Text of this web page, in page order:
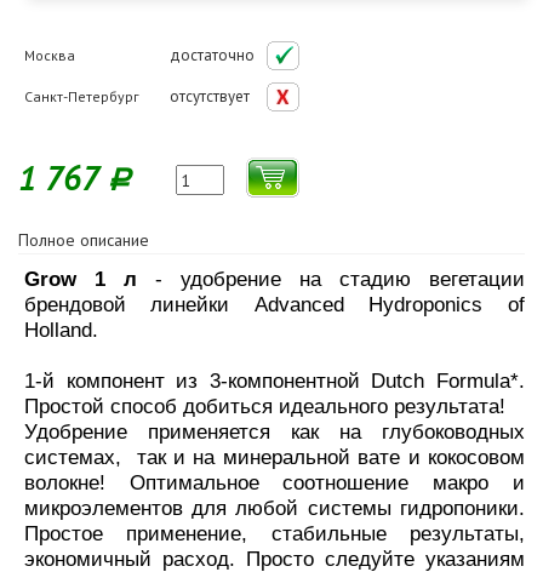
Москва достаточно
Санкт-Петербург отсутствует
1 767 Р
Полное описание
Grow 1 л - удобрение на стадию вегетации
брендовой линейки Advanced Hydroponics of
Holland.
1-й компонент из 3-компонентной Dutch Formula*.
Простой способ добиться идеального результата!
Удобрение применяется как на глубоководных
системах, так и на минеральной вате и кокосовом
волокне! Оптимальное соотношение макро и
микроэлементов для любой системы гидропоники.
Простое применение, стабильные результаты,
экономичный расход. Просто следуйте указаниям